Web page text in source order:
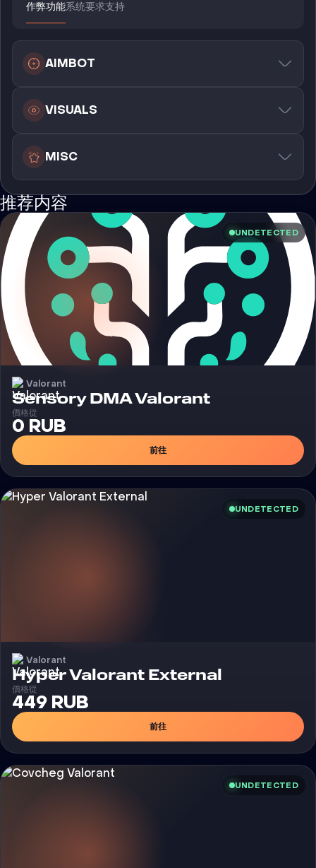
作弊功能系统要求支持
AIMBOT
VISUALS
MISC
推荐内容
UNDETECTED
Valorant
Sensory DMA Valorant外挂
價格從
0 RUB
前往
UNDETECTED
Valorant
Hyper Valorant External
價格從
449 RUB
前往
UNDETECTED